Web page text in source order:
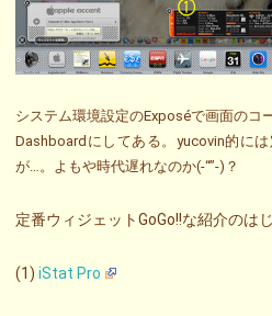
システム環境設定のExposéで画面のコ
Dashboardにしてある。yucovin的に
が…。よもや時代遅れなのか(-“”-)？
定番ウィジェットGoGo!!な紹介のは
(1) iStat Pro